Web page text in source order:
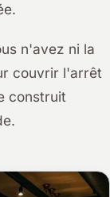
n'avez ni la
couvrir l'arrêt
construit